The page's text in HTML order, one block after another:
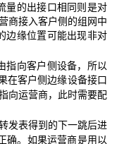
量的出接口相同则是对
商接入客户侧的组网中
边缘位置可能出现非对
指向客户侧设备，所以
在客户侧边缘设备接口
向运营商，此时需要配
发表得到的下一跳后进
确。如果运营商是用以